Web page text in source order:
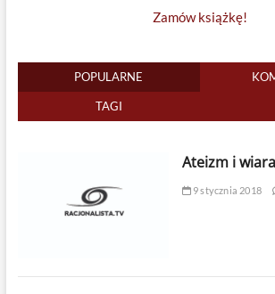
Zamów książkę!
POPULARNE
TAGI
Ateizm i wiara
9 stycznia 2018